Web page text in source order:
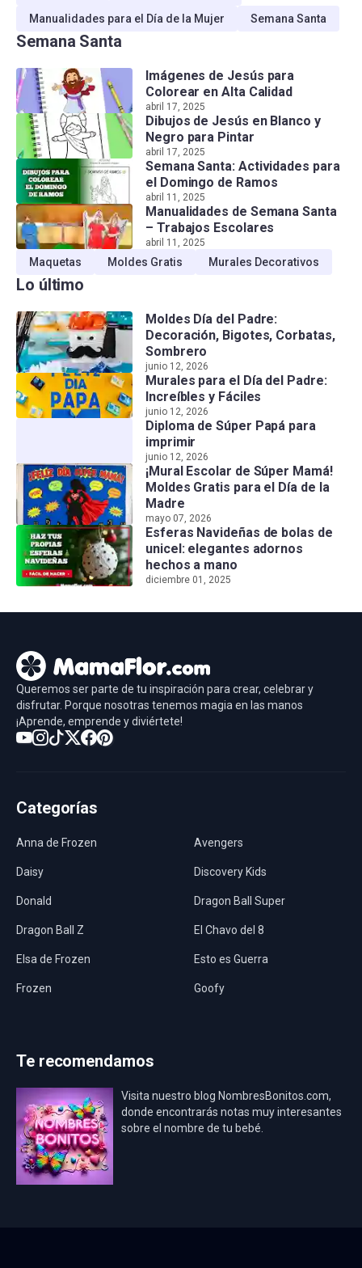
Manualidades para el Día de la Mujer
Semana Santa
Semana Santa
Imágenes de Jesús para
Colorear en Alta Calidad
abril 17, 2025
Dibujos de Jesús en Blanco y
Negro para Pintar
abril 17, 2025
Semana Santa: Actividades para
el Domingo de Ramos
abril 11, 2025
Manualidades de Semana Santa
– Trabajos Escolares
abril 11, 2025
Maquetas Moldes Gratis Murales Decorativos
Lo último
Moldes Día del Padre:
Decoración, Bigotes, Corbatas,
Sombrero
junio 12, 2026
Murales para el Día del Padre:
Increíbles y Fáciles
junio 12, 2026
Diploma de Súper Papá para
imprimir
junio 12, 2026
¡Mural Escolar de Súper Mamá!
Moldes Gratis para el Día de la
Madre
mayo 07, 2026
Esferas Navideñas de bolas de
unicel: elegantes adornos
hechos a mano
diciembre 01, 2025
Queremos ser parte de tu inspiración para crear, celebrar y
disfrutar. Porque nosotras tenemos magia en las manos
¡Aprende, emprende y diviértete!
Categorías
Anna de Frozen Avengers
Daisy Discovery Kids
Donald Dragon Ball Super
Dragon Ball Z El Chavo del 8
Elsa de Frozen Esto es Guerra
Frozen Goofy
Los Minions Los Vengadores
Mario Bros Mi Villano Favorito
Mickey Mouse
Te recomendamos
Visita nuestro blog NombresBonitos.com,
donde encontrarás notas muy interesantes
sobre el nombre de tu bebé.